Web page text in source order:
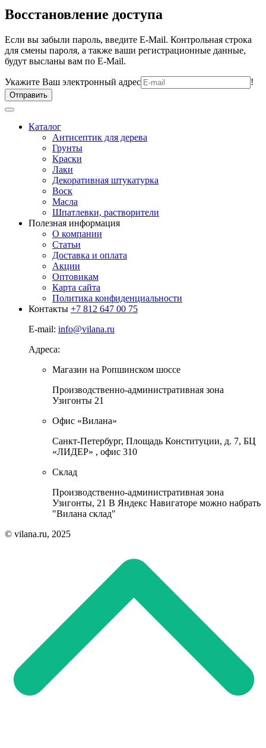
Восстановление доступа
Если вы забыли пароль, введите E-Mail. Контрольная строка
для смены пароля, а также ваши регистрационные данные,
будут высланы вам по E-Mail.
Укажите Ваш электронный адрес !
Отправить
Каталог
Антисептик для дерева
Грунты
Краски
Лаки
Декоративная штукатурка
Воск
Масла
Шпатлевки, растворители
Полезная информация
О компании
Статьи
Доставка и оплата
Акции
Оптовикам
Карта сайта
Политика конфиденциальности
Контакты +7 812 647 00 75
E-mail: info@vilana.ru
Адреса:
Магазин на Ропшинском шоссе
Производственно-административная зона
Узигонты 21
Офис «Вилана»
Санкт-Петербург, Площадь Конституции, д. 7, БЦ
«ЛИДЕР» , офис 310
Склад
Производственно-административная зона
Узигонты, 21 В Яндекс Навигаторе можно набрать
"Вилана склад"
© vilana.ru, 2025